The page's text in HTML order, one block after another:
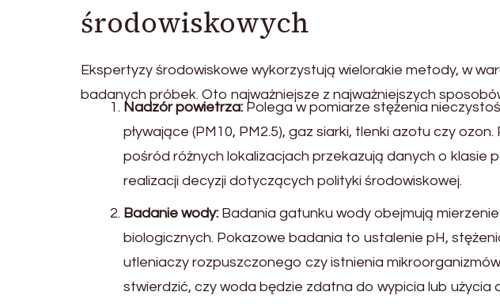
środowiskowych
Ekspertyzy środowiskowe wykorzystują wielorakie metody, w
badanych próbek. Oto najważniejsze z najważniejszych
Nadzór powietrza: Polega w pomiarze stężenia
pływające (PM10, PM2.5), gaz siarki, tlenki azotu czy
pośród różnych lokalizacjach przekazują danych o klasie
realizacji decyzji dotyczących polityki środowiskowej.
Badanie wody: Badania gatunku wody obejmują
biologicznych. Pokazowe badania to ustalenie pH,
utleniaczy rozpuszczonego czy istnienia
stwierdzić, czy woda będzie zdatna do wypicia lub użycia